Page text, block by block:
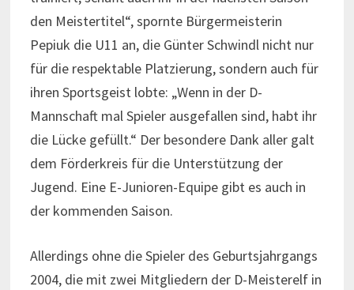
den Meistertitel“, spornte Bürgermeisterin
Pepiuk die U11 an, die Günter Schwindl nicht nur
für die respektable Platzierung, sondern auch für
ihren Sportsgeist lobte: „Wenn in der D-
Mannschaft mal Spieler ausgefallen sind, habt ihr
die Lücke gefüllt.“ Der besondere Dank aller galt
dem Förderkreis für die Unterstützung der
Jugend. Eine E-Junioren-Equipe gibt es auch in
der kommenden Saison.
Allerdings ohne die Spieler des Geburtsjahrgangs
2004, die mit zwei Mitgliedern der D-Meisterelf in